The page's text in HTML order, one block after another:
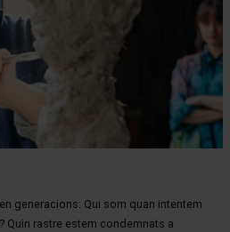
generacions: Qui som quan intentem
Quin rastre estem condemnats a